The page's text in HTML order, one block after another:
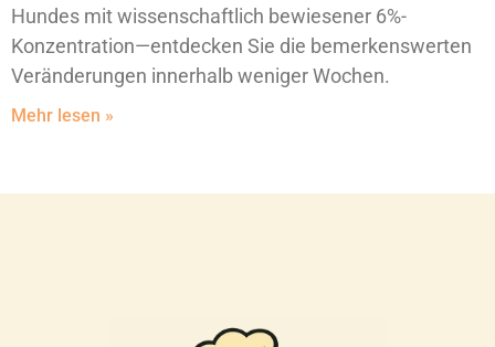
Hundes mit wissenschaftlich bewiesener 6%-
Konzentration—entdecken Sie die bemerkenswerten
Veränderungen innerhalb weniger Wochen.
Mehr lesen »